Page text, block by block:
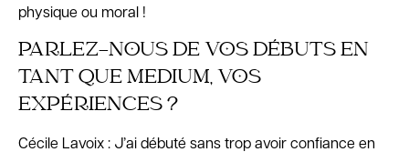
physique ou moral !
PARLEZ-NOUS DE VOS DÉBUTS EN
TANT QUE MEDIUM, VOS
EXPÉRIENCES ?
Cécile Lavoix : J’ai débuté sans trop avoir confiance en